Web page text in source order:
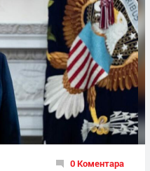
0 Коментара